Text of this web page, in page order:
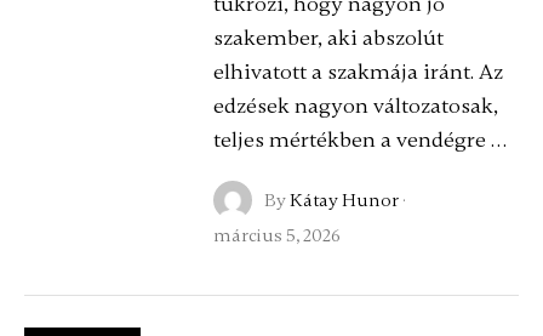
szakember, aki abszolút
elhivatott a szakmája iránt. Az
edzések nagyon változatosak,
teljes mértékben a vendégre …
ByKátay Hunor·
március 5, 2026